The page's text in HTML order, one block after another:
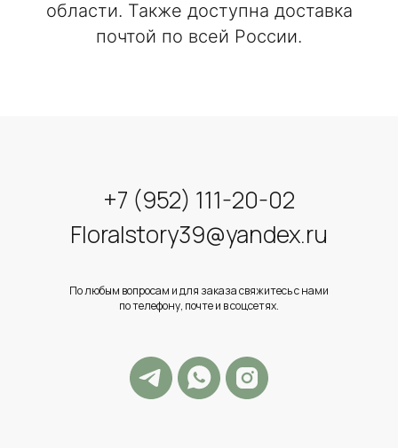
области. Также доступна доставка
почтой по всей России.
+7 (952) 111-20-02
Floralstory39@yandex.ru
По любым вопросам и для заказа свяжитесь с нами
по телефону, почте и в соцсетях.